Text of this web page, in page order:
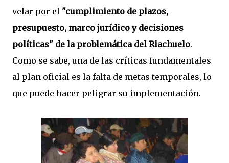
velar por el "cumplimiento de plazos,
presupuesto, marco jurídico y decisiones
políticas" de la problemática del Riachuelo.
Como se sabe, una de las críticas fundamentales
al plan oficial es la falta de metas temporales, lo
que puede hacer peligrar su implementación.